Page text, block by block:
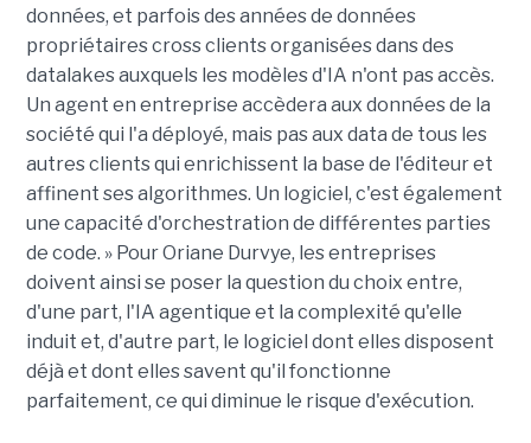
données, et parfois des années de données
propriétaires cross clients organisées dans des
datalakes auxquels les modèles d'IA n'ont pas accès.
Un agent en entreprise accèdera aux données de la
société qui l'a déployé, mais pas aux data de tous les
autres clients qui enrichissent la base de l'éditeur et
affinent ses algorithmes. Un logiciel, c'est également
une capacité d'orchestration de différentes parties
de code. » Pour Oriane Durvye, les entreprises
doivent ainsi se poser la question du choix entre,
d'une part, l'IA agentique et la complexité qu'elle
induit et, d'autre part, le logiciel dont elles disposent
déjà et dont elles savent qu'il fonctionne
parfaitement, ce qui diminue le risque d'exécution.